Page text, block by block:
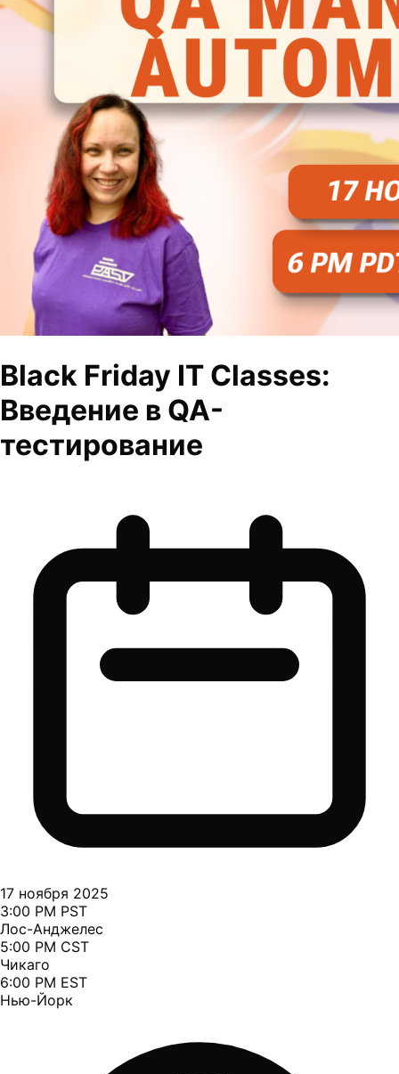
Black Friday IT Classes:
Введение в QA-
тестирование
17 ноября 2025
3:00 PM PST
Лос-Анджелес
5:00 PM CST
Чикаго
6:00 PM EST
Нью-Йорк